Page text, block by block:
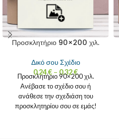
Προσκλητήριο 90×200 χιλ.
Δικό σου Σχέδιο
0.24€ – 0.32€
Προσκλητήριο 90×200 χιλ.
Ανέβασε το σχέδιο σου ή
ανάθεσε την σχεδιάση του
προσκλητηρίου σου σε εμάς!